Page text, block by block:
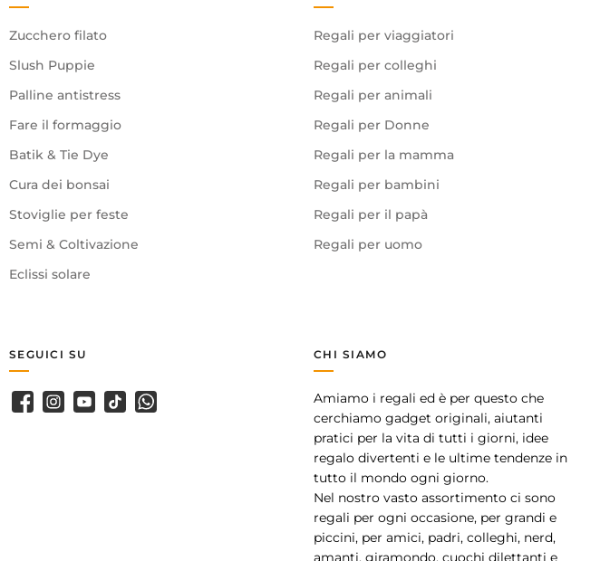
Zucchero filato
Slush Puppie
Palline antistress
Fare il formaggio
Batik & Tie Dye
Cura dei bonsai
Stoviglie per feste
Semi & Coltivazione
Eclissi solare
Regali per viaggiatori
Regali per colleghi
Regali per animali
Regali per Donne
Regali per la mamma
Regali per bambini
Regali per il papà
Regali per uomo
CHI SIAMO
Amiamo i regali ed è per questo che
cerchiamo gadget originali, aiutanti
pratici per la vita di tutti i giorni, idee
regalo divertenti e le ultime tendenze in
tutto il mondo ogni giorno.
Nel nostro vasto assortimento ci sono
regali per ogni occasione, per grandi e
piccini, per amici, padri, colleghi, nerd,
amanti, giramondo, cuochi dilettanti e
SEGUICI SU
Facebook
Instagram
YoutubeTikTokWhatsApp